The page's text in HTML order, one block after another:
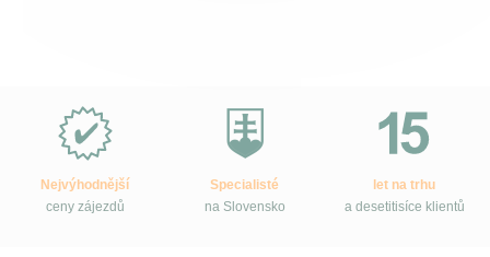
Slovensko.cz?
Nejvýhodnější
ceny zájezdů
Specialisté
na Slovensko
let na trhu
a desetitisíce klientů